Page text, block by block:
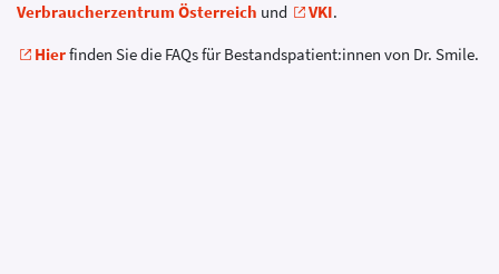
Verbraucherzentrum Österreich und VKI.
Hierfinden Sie die FAQs für Bestandspatient:innen von Dr. Smile.